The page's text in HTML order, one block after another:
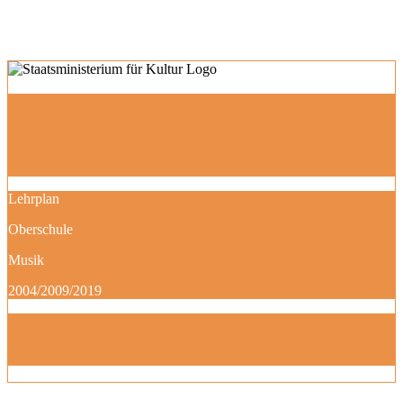
Lehrplan
Oberschule
Musik
2004/2009/2019